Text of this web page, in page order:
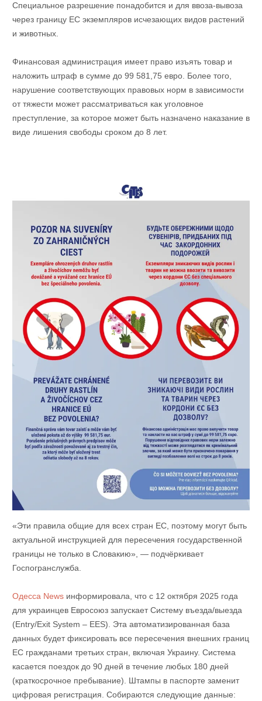
Специальное разрешение понадобится и для ввоза-вывоза
через границу ЕС экземпляров исчезающих видов растений
и животных.
Финансовая администрация имеет право изъять товар и
наложить штраф в сумме до 99 581,75 евро. Более того,
нарушение соответствующих правовых норм в зависимости
от тяжести может рассматриваться как уголовное
преступление, за которое может быть назначено наказание в
виде лишения свободы сроком до 8 лет.
«Эти правила общие для всех стран ЕС, поэтому могут быть
актуальной инструкцией для пересечения государственной
границы не только в Словакию», — подчёркивает
Госпогранслужба.
Одесса Newsинформировала, что с 12 октября 2025 года
для украинцев Евросоюз запускает Систему въезда/выезда
(Entry/Exit System – EES). Эта автоматизированная база
данных будет фиксировать все пересечения внешних границ
ЕС гражданами третьих стран, включая Украину. Система
касается поездок до 90 дней в течение любых 180 дней
(краткосрочное пребывание). Штампы в паспорте заменит
цифровая регистрация. Собираются следующие данные: